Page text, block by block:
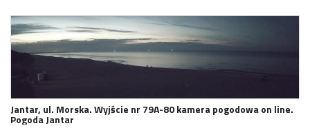
Jantar, ul. Morska. Wyjście nr 79A-80 kamera pogodowa on line.
Pogoda Jantar